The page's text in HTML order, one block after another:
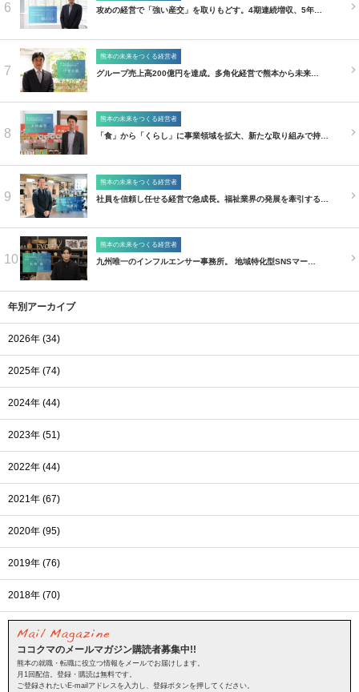
6 攻めの経営で「強い産交」を取りもどす。4期連続増収、5年…
7
熊本の未来をつくる経営者
グループ売上高200億円を達成。多角化経営で熊本から未来…
8
熊本の未来をつくる経営者
「食」から「くらし」に事業領域を拡大、新たな取り組みで持…
9
熊本の未来をつくる経営者
社員を信頼し任せる経営で急成長。福祉業界の発展を牽引する…
10
熊本の未来をつくる経営者
九州唯一のインフルエンサー事務所。 地域特化型SNSマー…
年別アーカイブ
2026年 (34)
2025年 (74)
2024年 (44)
2023年 (51)
2022年 (44)
2021年 (67)
2020年 (95)
2019年 (76)
2018年 (70)
ココクマのメールマガジン購読者募集中!!
熊本の就職・転職に役立つ情報をメールでお届けします。
月1回配信。登録・購読は無料です。
ご登録されたいE-mailアドレスを入力し、登録ボタンを押してください。